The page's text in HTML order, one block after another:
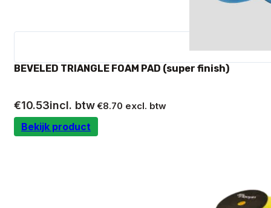
BEVELED TRIANGLE FOAM PAD (super finish)
€10.53incl. btw€8.70 excl. btw
Bekijk product